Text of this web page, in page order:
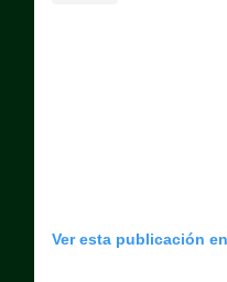
Ver esta publicación